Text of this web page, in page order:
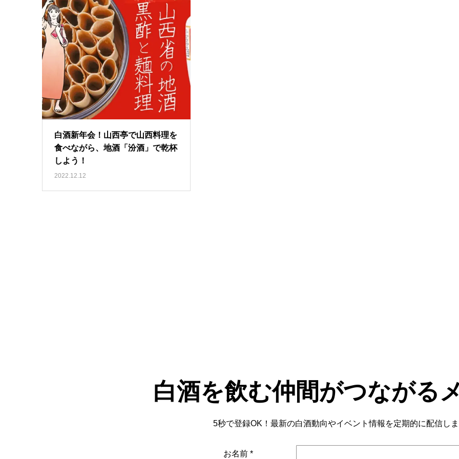
白酒新年会！山西亭で山西料理を
食べながら、地酒「汾酒」で乾杯
しよう！
2022.12.12
白酒を飲む仲間がつながる
5秒で登録OK！最新の白酒動向やイベント情報を定期的に配信しま
お名前 *